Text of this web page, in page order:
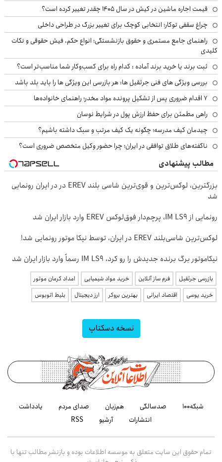
قیمت اجاره ماشین در کیش در سال ۱۴۰۵ چقدر تغییر کرده است؟
چراغ سقفی توکار؛ انتخابی کوچک برای تغییر بزرگ در طراحی داخلی
راهنمای جامع مستمری و حقوق بازنشستگی؛ انواع حکم، فیش حقوقی و نکات
کلیدی
ثبت برند یا خرید برند آماده : کدام راه برای کسب‌وکار شما مناسب‌تر است؟
بررسی ویژگی های فنی جرثقیل ها: هر بازرسی این ویژگی ها را باید بلد باشد
۷ اقدام ضروری پس از تشکیل پرونده مواد مخدر؛ راهنمای خانواده‌ها
راهی مطمئن برای حفظ ارزش پول در شرایط نوسان
چیدمان کیف مدرسه؛ چگونه یک کیف مرتب و سبک داشته باشیم؟
ناگفته‌های طلاق توافقی در ایران؛ چرا حضور وکیل متخصص ضروری است؟
مطالب پیشنهادی
بزرگترین، لوکس‌ترین و قوی‌ترین شاسی بلند EREV در در ایران رونمایی
شد
رونمایی از IM LS9، پرچم‌دار فوق‌لوکس EREV وارد بازار ایران شد
لوکس‌ترین شاسی‌بلند EREV در ایران، توسط نیکا موتور رونمایی شد!
نیکاموتور برگ برنده جدیدش را رو کرد، IM LS9 رسماً وارد بازار ایران شد
بازرسی جرثقیل فرم ساز آنلاین خرید مواد شیمیایی
امداد کرمان موتور
خرید یوسی
اقتصاد ایرانی بهترین بروکر ارز دیجیتال بلیط اتوبوس
نسخه دسکتاپ
شبکه۱۰۰ صدسالگی هم‌زبان صدای مردم
یادداشت
انتشارات
آرشیو RSS
تمام حقوق این سایت متعلق به موسسه اطلاعات بوده و بازنشر مطالب تنها با